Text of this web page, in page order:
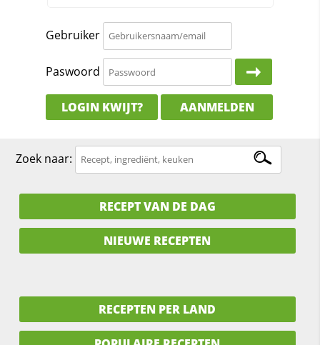
Gebruiker
Paswoord
LOGIN KWIJT? AANMELDEN
Zoek naar:
RECEPT VAN DE DAG
NIEUWE RECEPTEN
RECEPTEN PER LAND